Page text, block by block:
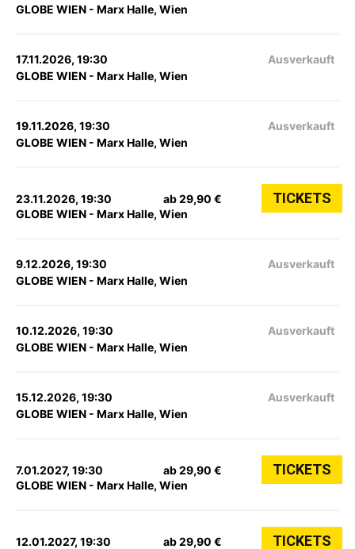
GLOBE WIEN - Marx Halle, Wien
17.11.2026, 19:30
GLOBE WIEN - Marx Halle, Wien
Ausverkauft
19.11.2026, 19:30
GLOBE WIEN - Marx Halle, Wien
Ausverkauft
23.11.2026, 19:30
GLOBE WIEN - Marx Halle, Wien
ab 29,90 € TICKETS
9.12.2026, 19:30
GLOBE WIEN - Marx Halle, Wien
Ausverkauft
10.12.2026, 19:30
GLOBE WIEN - Marx Halle, Wien
Ausverkauft
15.12.2026, 19:30
GLOBE WIEN - Marx Halle, Wien
Ausverkauft
7.01.2027, 19:30
GLOBE WIEN - Marx Halle, Wien
ab 29,90 € TICKETS
12.01.2027, 19:30 ab 29,90 € TICKETS